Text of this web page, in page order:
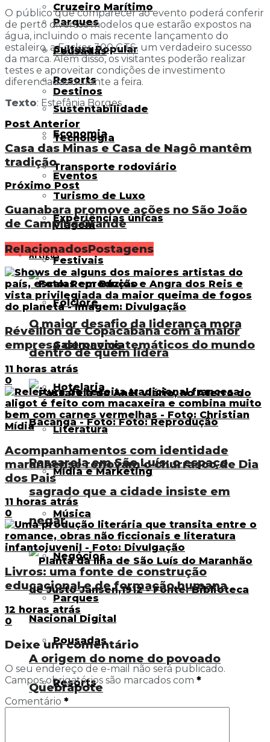
Parques
Pousadas
Resorts
Sustentabilidade
Tecnologia
Transporte rodoviário
Turismo de Luxo
Viagem
Artigos
O maior desafio da liderança mora
dentro de quem lidera
Passarela em São Luís: o espaço
sagrado que a cidade insiste em
negar
A origem do nome do povoado
Quebrapote
Cruzeiro Marítimo
Cultura Popular
Destinos
Economia
Eventos
Experiências únicas
Festivais
Folclore
Gastronomia
Hotelaria
Literatura
Mídia e Marketing
Música
Negócios
Parques
Pousadas
Resorts
O público que comparecer ao evento poderá conferir
de perto diversos modelos que estarão expostos na
água, incluindo o mais recente lançamento do
estaleiro, a Focker 300 GTS, um verdadeiro sucesso
da marca. Além disso, os visitantes poderão realizar
testes e aproveitar condições de investimento
diferenciadas durante a feira.
Texto: Estefânia Borges
Post Anterior
Casa das Minas e Casa de Nagô mantêm
tradição
Próximo Post
Guanabara promove ações no São João
de Campina Grande
RelacionadosPostagens
Réveillon de Copacabana com a maior
empresa de navios temáticos do mundo
11 horas atrás
0
Acompanhamentos com identidade
maranhense renovam o churrasco de Dia
dos Pais
11 horas atrás
0
Livros: uma fonte de construção
educacional e de formação humana
12 horas atrás
0
Deixe um comentário
O seu endereço de e-mail não será publicado.
Campos obrigatórios são marcados com *
Comentário *